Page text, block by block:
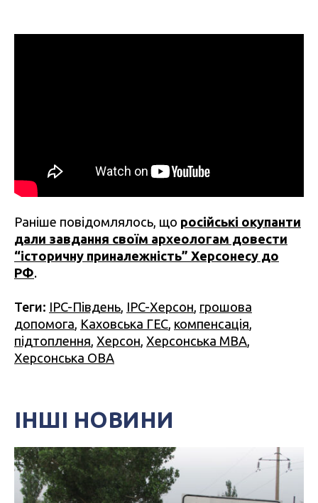
Раніше повідомлялось, що російські окупанти
дали завдання своїм археологам довести
“історичну приналежність” Херсонесу до
РФ.
Теги: IPC-Південь, IPC-Херсон, грошова
допомога, Каховська ГЕС, компенсація,
підтоплення, Херсон, Херсонська МВА,
Херсонська ОВА
ІНШІ НОВИНИ